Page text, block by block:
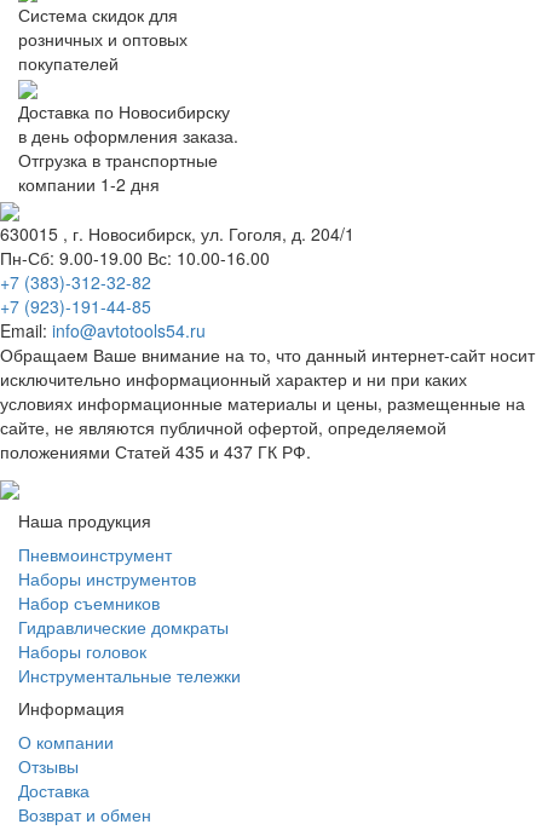
Система скидок для
розничных и оптовых
покупателей
Доставка по Новосибирску
в день оформления заказа.
Отгрузка в транспортные
компании 1-2 дня
630015 , г. Новосибирск, ул. Гоголя, д. 204/1
Пн-Сб: 9.00-19.00 Вс: 10.00-16.00
+7 (383)-312-32-82
+7 (923)-191-44-85
Email: info@avtotools54.ru
Обращаем Ваше внимание на то, что данный интернет-сайт носит
исключительно информационный характер и ни при каких
условиях информационные материалы и цены, размещенные на
сайте, не являются публичной офертой, определяемой
положениями Статей 435 и 437 ГК РФ.
Наша продукция
Пневмоинструмент
Наборы инструментов
Набор съемников
Гидравлические домкраты
Наборы головок
Инструментальные тележки
Информация
О компании
Отзывы
Доставка
Возврат и обмен